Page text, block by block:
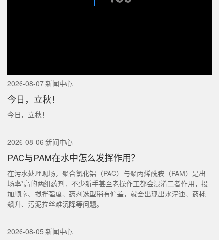
2026-08-07 新闻中心
今日，立秋！
今日，立秋！
2026-08-06 新闻中心
PAC与PAM在水中怎么发挥作用？
在污水处理现场，聚合氯化铝（PAC）与聚丙烯酰胺（PAM）是出
场率*高的两组药剂，不少新手甚至老操作工都会混淆二者作用，投
加顺序、搅拌强度、药剂选型稍有偏差，就会出现出水浑浊、药耗
飙升、污泥拉丝难沉降等问题。
2026-08-05 新闻中心